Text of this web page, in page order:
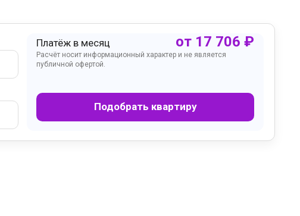
Платёж в месяц от 17 706 ₽
Расчёт носит информационный характер и не является
публичной офертой.
Подобрать квартиру